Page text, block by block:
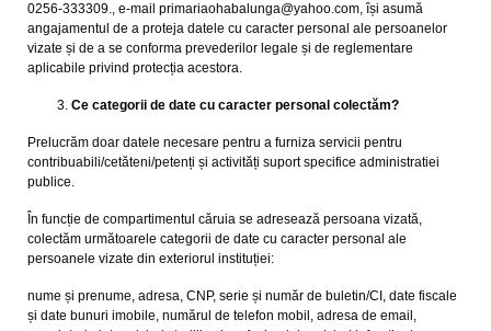
0256-333309., e-mail primariaohabalunga@yahoo.com, își asumă
angajamentul de a proteja datele cu caracter personal ale persoanelor
vizate și de a se conforma prevederilor legale și de reglementare
aplicabile privind protecția acestora.
Ce categorii de date cu caracter personal colectăm?
Prelucrăm doar datele necesare pentru a furniza servicii pentru
contribuabili/cetăteni/petenți și activități suport specifice administratiei
publice.
În funcție de compartimentul căruia se adresează persoana vizată,
colectăm următoarele categorii de date cu caracter personal ale
persoanele vizate din exteriorul instituției:
nume și prenume, adresa, CNP, serie și număr de buletin/CI, date fiscale
și date bunuri imobile, numărul de telefon mobil, adresa de email,